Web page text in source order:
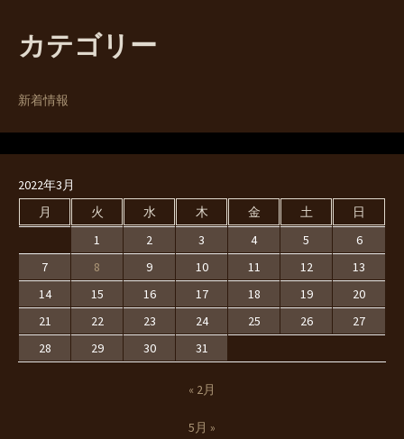
カテゴリー
新着情報
2022年3月
月
火 水 木 金 土
日
1
2 3 4 5
6
7
8 9 10 11 12
13
14
15 16 17 18 19
20
21
22 23 24 25 26
27
28
29 30 31
« 2月
5月 »